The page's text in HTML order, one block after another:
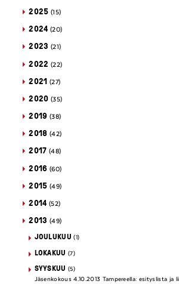
2025 (15)
2024 (20)
2023 (21)
2022 (22)
2021 (27)
2020 (35)
2019 (38)
2018 (42)
2017 (48)
2016 (60)
2015 (49)
2014 (52)
2013 (49)
JOULUKUU (1)
LOKAKUU (7)
SYYSKUU (5)
Jäsenkokous 4.10.2013 Tampereella: esityslista ja